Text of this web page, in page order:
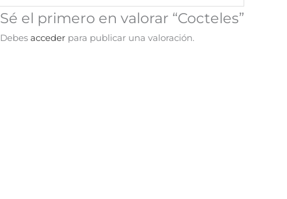
Sé el primero en valorar “Cocteles”
Debes acceder para publicar una valoración.